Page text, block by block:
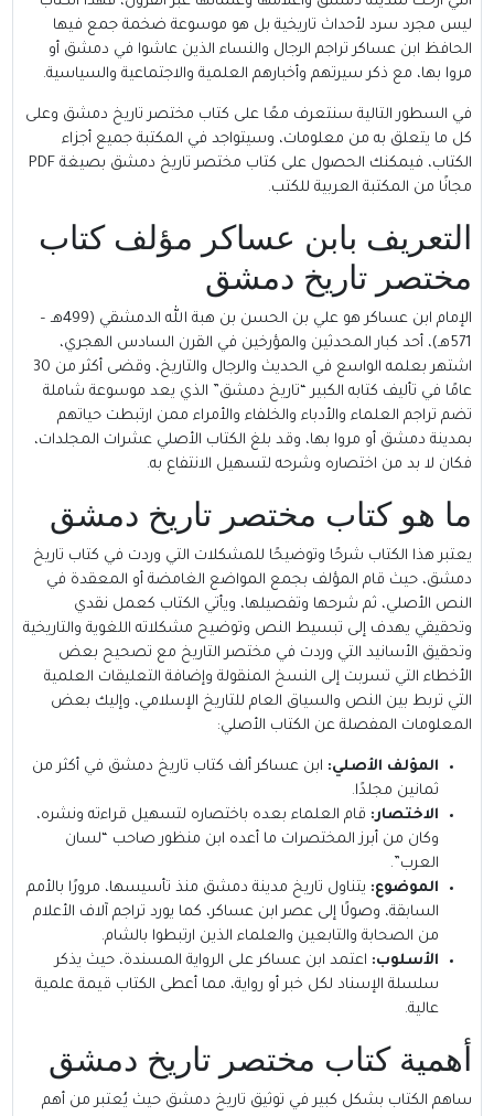
ليس مجرد سرد لأحداث تاريخية بل هو موسوعة ضخمة جمع فيها
الحافظ ابن عساكر تراجم الرجال والنساء الذين عاشوا في دمشق أو
مروا بها، مع ذكر سيرتهم وأخبارهم العلمية والاجتماعية والسياسية.
في السطور التالية سنتعرف معًا على كتاب مختصر تاريخ دمشق وعلى
كل ما يتعلق به من معلومات، وسيتواجد في المكتبة جميع أجزاء
الكتاب، فيمكنك الحصول على كتاب مختصر تاريخ دمشق بصيغة PDF
مجانًا من المكتبة العربية للكتب.
التعريف بابن عساكر مؤلف كتاب
مختصر تاريخ دمشق
الإمام ابن عساكر
هو علي بن الحسن بن هبة الله الدمشقي (499هـ –
571هـ)، أحد كبار المحدثين والمؤرخين في القرن السادس الهجري،
اشتهر بعلمه الواسع في الحديث والرجال والتاريخ، وقضى أكثر من 30
عامًا في تأليف كتابه الكبير “تاريخ دمشق” الذي يعد موسوعة شاملة
تضم تراجم العلماء والأدباء والخلفاء والأمراء ممن ارتبطت حياتهم
بمدينة دمشق أو مروا بها، وقد بلغ الكتاب الأصلي عشرات المجلدات،
فكان لا بد من اختصاره وشرحه لتسهيل الانتفاع به.
ما هو كتاب مختصر تاريخ دمشق
يعتبر هذا الكتاب شرحًا وتوضيحًا للمشكلات التي وردت في كتاب تاريخ
دمشق، حيث قام المؤلف بجمع المواضع الغامضة أو المعقدة في
النص الأصلي، ثم شرحها وتفصيلها، ويأتي الكتاب كعمل نقدي
وتحقيقي يهدف إلى تبسيط النص وتوضيح مشكلاته اللغوية والتاريخية
وتحقيق الأسانيد التي وردت في مختصر التاريخ مع تصحيح بعض
الأخطاء التي تسربت إلى النسخ المنقولة وإضافة التعليقات العلمية
التي تربط بين النص والسياق العام للتاريخ الإسلامي، وإليك بعض
المعلومات المفصلة عن الكتاب الأصلي:
المؤلف الأصلي: ابن عساكر ألف كتاب تاريخ دمشق في أكثر من
ثمانين مجلدًا.
الاختصار: قام العلماء بعده باختصاره لتسهيل قراءته ونشره،
وكان من أبرز المختصرات ما أعده ابن منظور صاحب “لسان
العرب”.
الموضوع: يتناول تاريخ مدينة دمشق منذ تأسيسها، مرورًا بالأمم
السابقة، وصولًا إلى عصر ابن عساكر، كما يورد تراجم آلاف الأعلام
من الصحابة والتابعين والعلماء الذين ارتبطوا بالشام.
الأسلوب: اعتمد ابن عساكر على الرواية المسندة، حيث يذكر
سلسلة الإسناد لكل خبر أو رواية، مما أعطى الكتاب قيمة علمية
عالية.
أهمية كتاب مختصر تاريخ دمشق
ساهم الكتاب بشكل كبير في توثيق تاريخ دمشق حيث يُعتبر من أهم